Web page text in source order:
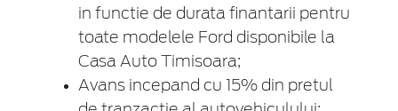
in functie de durata finantarii pentru
toate modelele Ford disponibile la
Casa Auto Timisoara;
Avans incepand cu 15% din pretul